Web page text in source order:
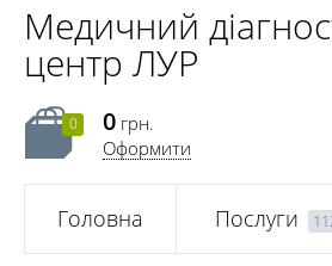
Медичний
центр ЛУР
0 0 грн.
Оформити
Головна Послуги